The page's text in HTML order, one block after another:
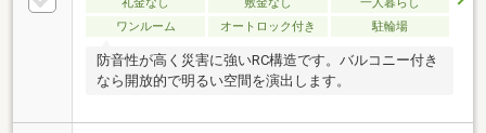
ワンルーム
オートロック付き 駐輪場
防音性が高く災害に強いRC構造です。バルコニー付き
なら開放的で明るい空間を演出します。